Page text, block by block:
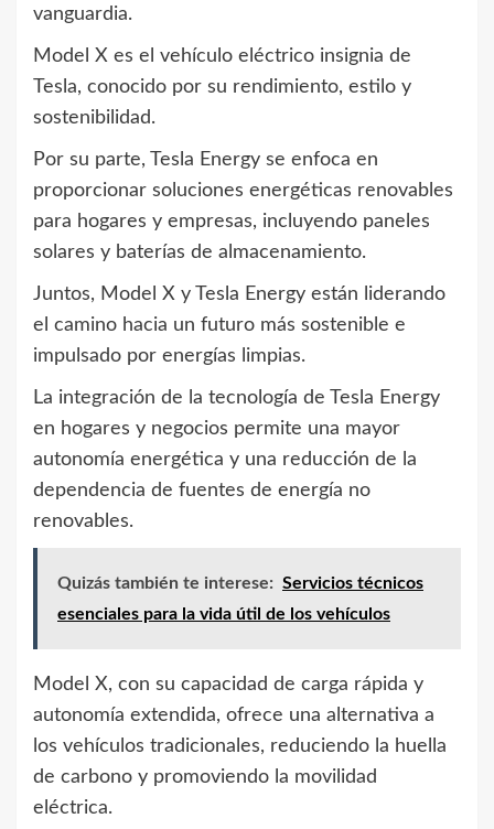
vanguardia.
Model X es el vehículo eléctrico insignia de
Tesla, conocido por su rendimiento, estilo y
sostenibilidad.
Por su parte, Tesla Energy se enfoca en
proporcionar soluciones energéticas renovables
para hogares y empresas, incluyendo paneles
solares y baterías de almacenamiento.
Juntos, Model X y Tesla Energy están liderando
el camino hacia un futuro más sostenible e
impulsado por energías limpias.
La integración de la tecnología de Tesla Energy
en hogares y negocios permite una mayor
autonomía energética y una reducción de la
dependencia de fuentes de energía no
renovables.
Quizás también te interese: Servicios técnicos
esenciales para la vida útil de los vehículos
Model X, con su capacidad de carga rápida y
autonomía extendida, ofrece una alternativa a
los vehículos tradicionales, reduciendo la huella
de carbono y promoviendo la movilidad
eléctrica.